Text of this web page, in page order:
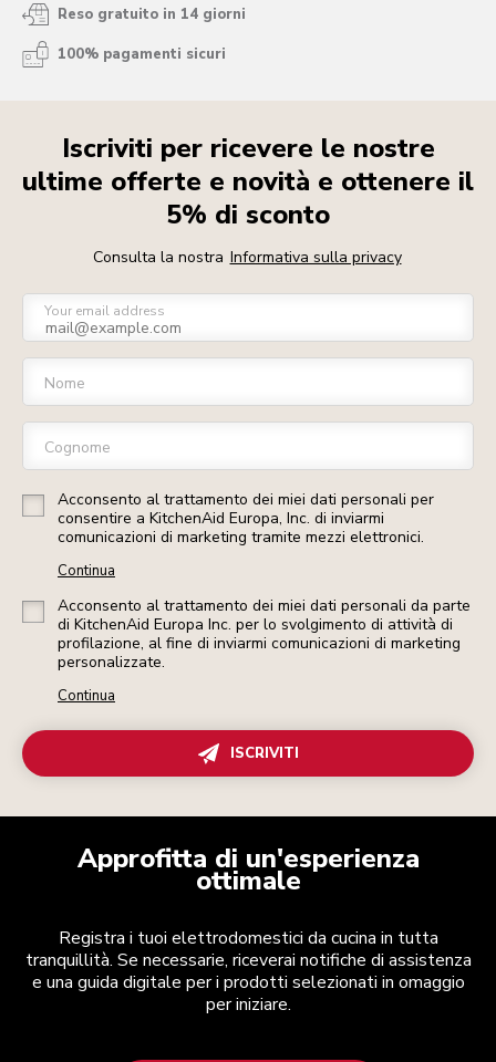
Reso gratuito in 14 giorni
100% pagamenti sicuri
Iscriviti per ricevere le nostre
ultime offerte e novità e ottenere il
5% di sconto
Consulta la nostra Informativa sulla privacy
Your email address
Nome
Cognome
Acconsento al trattamento dei miei dati personali per
consentire a KitchenAid Europa, Inc. di inviarmi
comunicazioni di marketing tramite mezzi elettronici.
Continua
Acconsento al trattamento dei miei dati personali da parte
di KitchenAid Europa Inc. per lo svolgimento di attività di
profilazione, al fine di inviarmi comunicazioni di marketing
personalizzate.
Continua
ISCRIVITI
Approfitta di un'esperienza
ottimale
Registra i tuoi elettrodomestici da cucina in tutta
tranquillità. Se necessarie, riceverai notifiche di assistenza
e una guida digitale per i prodotti selezionati in omaggio
per iniziare.